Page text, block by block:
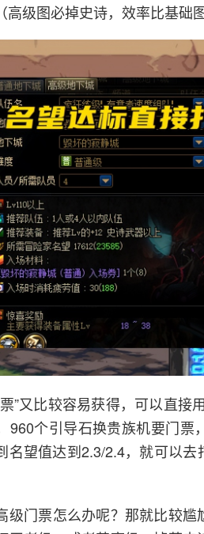
高级图必掉史诗，效率比基础
”又比较容易获得，可以直接
960个引导石换贵族机要门
名望值达到2.3/2.4，就可以
级门票怎么办呢？那就比较